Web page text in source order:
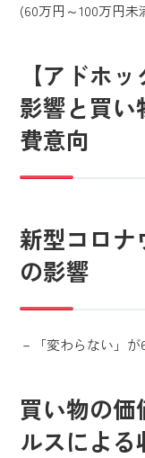
(60万円～100万円未
【アドホ
影響と買い
費意向
新型コロナ
の影響
－「変わらない」
買い物の価
ルスによる